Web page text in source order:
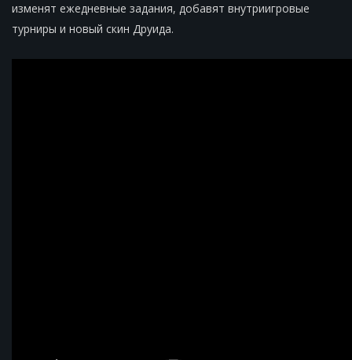
изменят ежедневные задания, добавят внутриигровые
турниры и новый скин Друида.